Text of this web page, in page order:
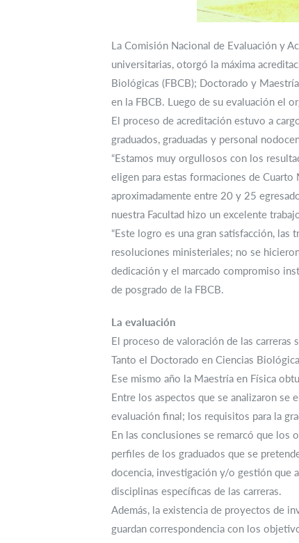
La Comisión Nacional de Evaluación y
universitarias, otorgó la máxima
Biológicas (FBCB); Doctorado y
en la FBCB. Luego de su evaluación el
El proceso de acreditación estuvo a
graduados, graduadas y personal
“Estamos muy orgullosos con los
eligen para estas formaciones de
aproximadamente entre 20 y 25
nuestra Facultad hizo un excelente
“Este logro es una gran satisfacción, las
resoluciones ministeriales; no se
dedicación y el marcado compromiso
de posgrado de la FBCB.
La evaluación
El proceso de valoración de las carreras
Tanto el Doctorado en Ciencias
Ese mismo año la Maestría en Física
Entre los aspectos que se analizaron se
evaluación final; los requisitos para la
En las conclusiones se remarcó que
perfiles de los graduados que se
docencia, investigación y/o gestión que
disciplinas específicas de las carreras.
Además, la existencia de proyectos de
guardan correspondencia con los